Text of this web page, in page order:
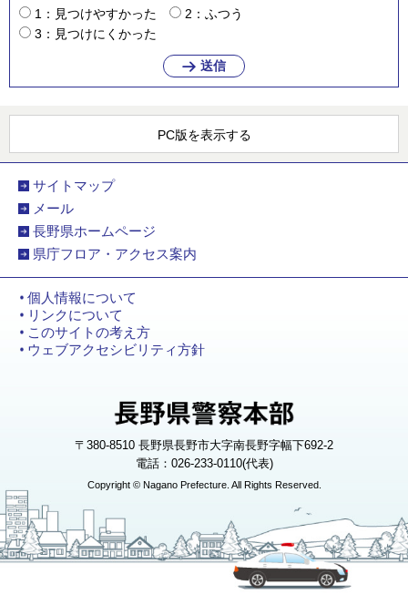
1：見つけやすかった
2：ふつう
3：見つけにくかった
PC版を表示する
サイトマップ
メール
長野県ホームページ
県庁フロア・アクセス案内
個人情報について
リンクについて
このサイトの考え方
ウェブアクセシビリティ方針
〒380-8510 長野県長野市大字南長野字幅下692-2
電話：026-233-0110(代表)
Copyright © Nagano Prefecture. All Rights Reserved.